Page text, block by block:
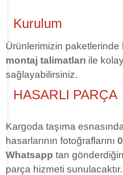
Kurulum
Ürünlerimizin paketlerinde
montaj talimatları ile
sağlayabilirsiniz.
HASARLI PARÇA
Kargoda taşıma
hasarlarının fotoğraflarını
Whatsapp tan
parça hizmeti sunulacaktır.